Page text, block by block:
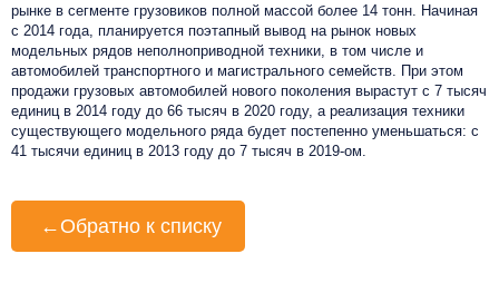
рынке в сегменте грузовиков полной массой более 14 тонн. Начиная
с 2014 года, планируется поэтапный вывод на рынок новых
модельных рядов неполноприводной техники, в том числе и
автомобилей транспортного и магистрального семейств. При этом
продажи грузовых автомобилей нового поколения вырастут с 7 тысяч
единиц в 2014 году до 66 тысяч в 2020 году, а реализация техники
существующего модельного ряда будет постепенно уменьшаться: с
41 тысячи единиц в 2013 году до 7 тысяч в 2019-ом.
← Обратно к списку